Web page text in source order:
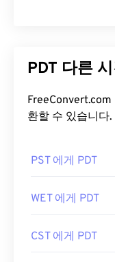
PDT 다른
FreeConvert.com
환할 수 있습니다.
PST 에게 PDT
WET 에게 PDT
CST 에게 PDT